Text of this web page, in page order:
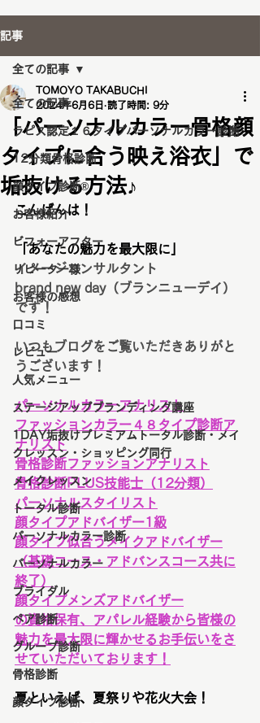
記事
全ての記事
ラピス認定１６タイプパーソナルカラー診断
12分類骨格診断
顔タイプ診断®️
お客様紹介
ビフォーアフター
リピーター様
お客様の感想
口コミ
レビュー
人気メニュー
ステージアップブランディング講座
1DAY垢抜けプレミアムトータル診断・メイ
クレッスン・ショッピング同行
メイクレッスン
トータル診断
パーソナルカラー診断
パーソナルカラー
ブライダル
ペア診断
グループ診断
骨格診断
顔タイプ診断
全ての記事
「パーソナルカラー骨格顔
タイプに合う映え浴衣」で
垢抜ける方法♪
TOMOYO TAKABUCHI
2024年6月6日 読了時間: 9分
こんばんは！
「あなたの魅力を最大限に」
イメージコンサルタント
brand new day（ブランニューデイ）
です！
いつもブログをご覧いただきありがと
うございます！
パーソナルカラーアナリスト
ファッションカラー４８タイプ診断ア
ナリスト
骨格診断ファッションアナリスト
骨格診断PLUS技能士（12分類）
パーソナルスタイリスト
顔タイプアドバイザー1級
顔タイプ似合うメイクアドバイザー
（基礎コース・アドバンスコース共に
終了）
顔タイプメンズアドバイザー
の資格保有、アパレル経験から皆様の
魅力を最大限に輝かせるお手伝いをさ
せていただいております！
夏といえば、夏祭りや花火大会！